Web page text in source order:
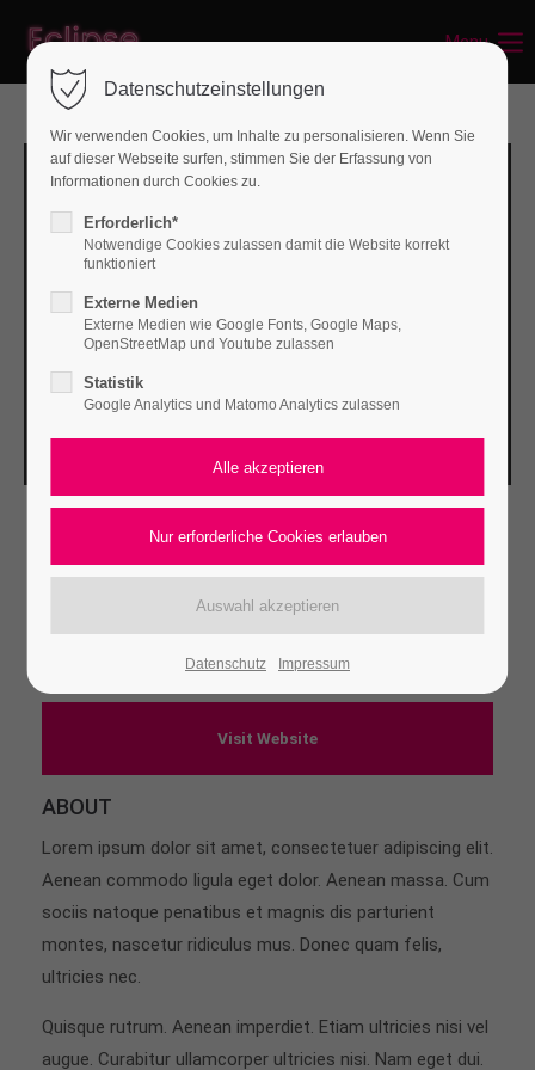
Menu
Branding, Mockups
Visit Website
ABOUT
Lorem ipsum dolor sit amet, consectetuer adipiscing elit.
Aenean commodo ligula eget dolor. Aenean massa. Cum
sociis natoque penatibus et magnis dis parturient
montes, nascetur ridiculus mus. Donec quam felis,
ultricies nec.
Quisque rutrum. Aenean imperdiet. Etiam ultricies nisi vel
augue. Curabitur ullamcorper ultricies nisi. Nam eget dui.
Datenschutzeinstellungen
Wir verwenden Cookies, um Inhalte zu personalisieren. Wenn Sie
auf dieser Webseite surfen, stimmen Sie der Erfassung von
Informationen durch Cookies zu.
Erforderlich*
Notwendige Cookies zulassen damit die Website korrekt
funktioniert
Externe Medien
Externe Medien wie Google Fonts, Google Maps,
OpenStreetMap und Youtube zulassen
Statistik
Google Analytics und Matomo Analytics zulassen
Datenschutz Impressum